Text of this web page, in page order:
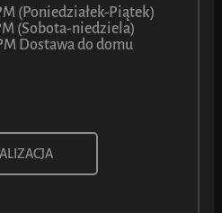
(Poniedziałek-Piątek)
(Sobota-niedziela)
Dostawa do domu